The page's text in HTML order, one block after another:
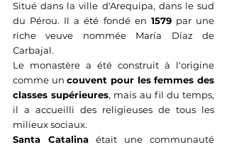
Situé dans la ville d'Arequipa, dans le sud
du Pérou. Il a été fondé en 1579 par une
riche veuve nommée María Díaz de
Carbajal.
Le monastère a été construit à l'origine
comme un couvent pour les femmes des
classes supérieures, mais au fil du temps,
il a accueilli des religieuses de tous les
milieux sociaux.
Santa Catalina était une communauté